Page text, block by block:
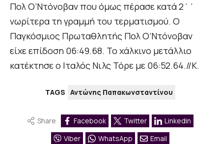
Πολ Ο’Ντόνοβαν που όμως πέρασε κατά 2΄΄
νωρίτερα τη γραμμή του τερματισμού. Ο
Παγκόσμιος Πρωταθλητής Πολ Ο’Ντόνοβαν
είχε επίδοση 06:49.68. Το χάλκινο μετάλλιο
κατέκτησε ο Ιταλός Νιλς Τόρε με 06:52.64.//Κ.
TAGS Αντώνης Παπακωνσταντίνου
Share Facebook Twitter
Linkedin
Viber
WhatsApp Email